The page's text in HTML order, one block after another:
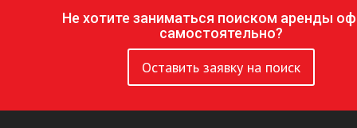
Не хотите заниматься поиском аренды
самостоятельно?
Оставить заявку на поиск